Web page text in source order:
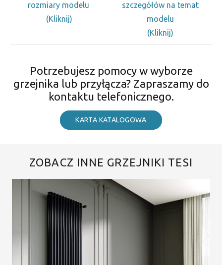
rozmiary modelu
(Kliknij)
szczegółów na temat
modelu
(Kliknij)
Potrzebujesz pomocy w wyborze
grzejnika lub przyłącza? Zapraszamy do
kontaktu telefonicznego.
KARTA KATALOGOWA
ZOBACZ INNE GRZEJNIKI TESI